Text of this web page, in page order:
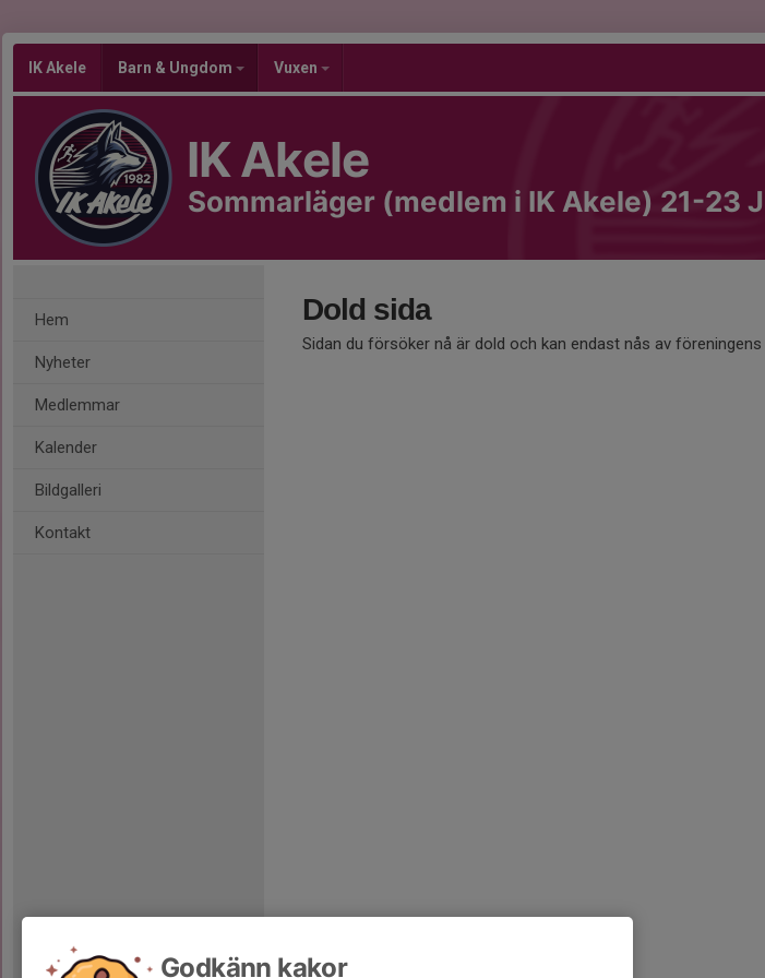
IK Akele Barn & Ungdom Vuxen
IK Akele
Sommarläger (medlem i IK Akele) 21-23
Hem
Nyheter
Medlemmar
Kalender
Bildgalleri
Kontakt
Dold sida
Sidan du försöker nå är dold och kan endast nås av
Godkänn kakor